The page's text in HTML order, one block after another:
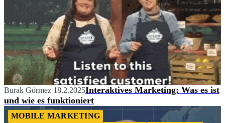
Burak Görmez 18.2.2025Interaktives Marketing: Was es ist
und wie es funktioniert
MOBILE MARKETING